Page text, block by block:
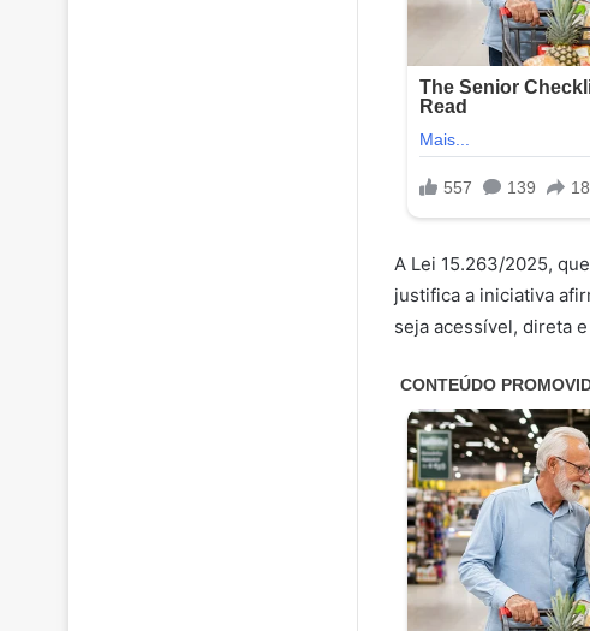
A Lei 15.263/2025,
justifica a iniciativa
seja acessível, direta